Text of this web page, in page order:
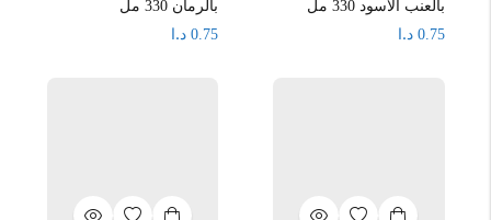
بالعنب الاسود 330 مل
0.75 د.ا
بالرمان 330 مل
0.75 د.ا